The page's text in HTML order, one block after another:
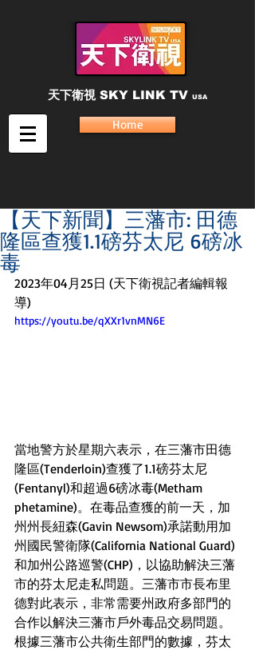
天下衛視 SKY LINK TV USA
Home
【天下新聞】三藩市: 田德
隆區查獲1.1磅芬太尼 6磅冰
毒
2023年04月25日 (天下衛視記者編輯報
導)
https://youtu.be/qXXr1vnMN6E
當地警方於星期六表示，在三藩市田德
隆區(Tenderloin)查獲了1.1磅芬太尼
(Fentanyl)和超過6磅冰毒(Metham
phetamine)。在毒品查獲的前一天，加
州州長紐森(Gavin Newsom)承諾動用加
州國民警衛隊(California National Guard)
和加州公路巡警(CHP)，以協助解決三藩
市的芬太尼走私問題。三藩市市長布里
德對此表示，非常需要州政府多部門的
合作以解決三藩市戶外毒品交易問題。
根據三藩市公共衛生部門的數據，芬太